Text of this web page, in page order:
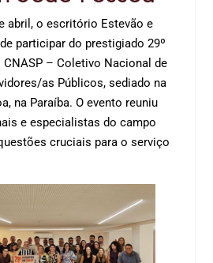
abril, o escritório Estevão e
participar do prestigiado 29º
– Coletivo Nacional de
as Públicos, sediado na
na Paraíba. O evento reuniu
e especialistas do campo
cruciais para o serviço